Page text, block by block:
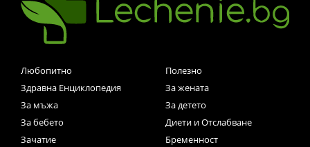
Любопитно
Полезно
Здравна Енциклопедия
За жената
За мъжа
За детето
За бебето
Диети и Отслабване
Зачатие
Бременност